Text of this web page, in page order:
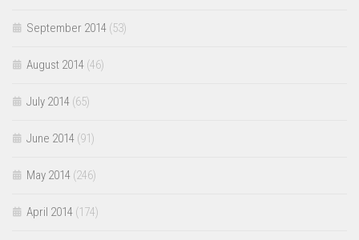
September 2014 (53)
August 2014 (46)
July 2014 (65)
June 2014 (91)
May 2014 (246)
April 2014 (174)